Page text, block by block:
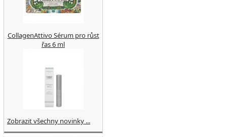
CollagenAttivo Sérum pro růst
řas 6 ml
Zobrazit všechny novinky ...